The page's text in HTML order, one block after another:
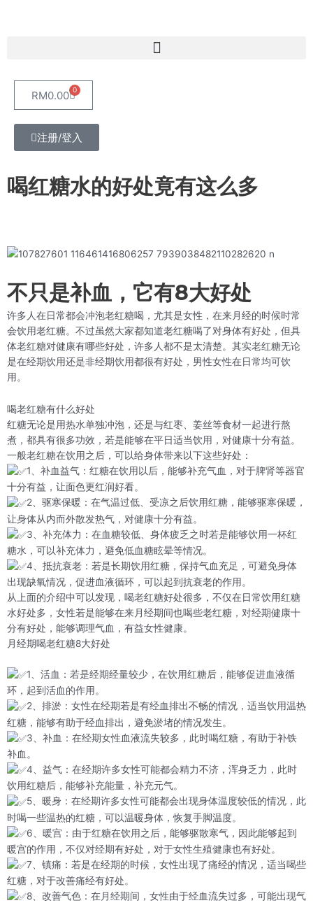
Menu
RM0.00 0Cart
注册/登入
喝红糖水的好处竟有这么多
不只是补血，它有8大好处
许多人在日常都会冲泡老红糖喝，尤其是女性，在来月经的时候时常
会饮用老红糖。不过虽然大家都知道老红糖喝了对身体有好处，但具
体老红糖对健康有哪些好处，许多人都不是太清楚。其实老红糖无论
是在经期饮用还是非经期饮用都很有好处，男性女性在日常均可饮
用。
喝老红糖有什么好处
红糖无论是用热水单独冲泡，还是与红枣、姜丝等食材一起进行熬
煮，都具有很多功效，若是能够在平日适当饮用，对健康十分有益。
一般老红糖在饮用之后，可以给身体带来以下这些好处：
1、补血益气：红糖在饮用以后，能够补充气血，对于脾肾等器官
十分有益，让面色更红润好看。
2、驱寒保暖：在气温过低、受凉之后饮用红糖，能够驱寒保暖，
让身体从内而外散发热气，对健康十分有益。
3、补充体力：在血糖较低、身体疲乏之时若是能够饮用一杯红
糖水，可以补充体力，避免低血糖眩晕等情况。
4、抵抗衰老：若是长期饮用红糖，保持气血充足，可避免身体
出现缺氧情况，促进血液循环，可以起到抗衰老的作用。
从上面的介绍中可以发现，喝老红糖好处很多，不仅在日常饮用红糖
水好处多，女性若是能够在来月经期间也喝些老红糖，对经期健康十
分有好处，能够调理气血，有益女性健康。
月经期喝老红糖8大好处
1、活血：若是经期经量较少，在饮用红糖后，能够促进血液循
环，起到活血的作用。
2、排淤：女性在经期若是有经血排出不畅的情况，适当饮用温热
红糖，能够有助于经血排出，避免淤堵的情况发生。
3、补血：在经期女性血液流失较多，此时喝红糖，有助于补铁
补血。
4、益气：在经期许多女性可能都会精力不济，浑身乏力，此时
饮用红糖后，能够补充能量，补充元气。
5、暖身：在经期许多女性可能都会出现身体温度较低的情况，此
时喝一些温热的红糖，可以温暖身体，恢复手脚温度。
6、暖宫：由于红糖在饮用之后，能够驱散寒气，因此能够起到
暖宫的作用，不仅对经期有好处，对于女性生殖健康也有好处。
7、镇痛：若是在经期的时候，女性出现了痛经的情况，适当喝些
红糖，对于改善痛经有好处。
8、改善气色：在月经期间，女性由于经血流失过多，可能出现气